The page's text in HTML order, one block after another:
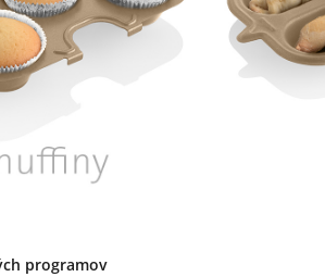
programov